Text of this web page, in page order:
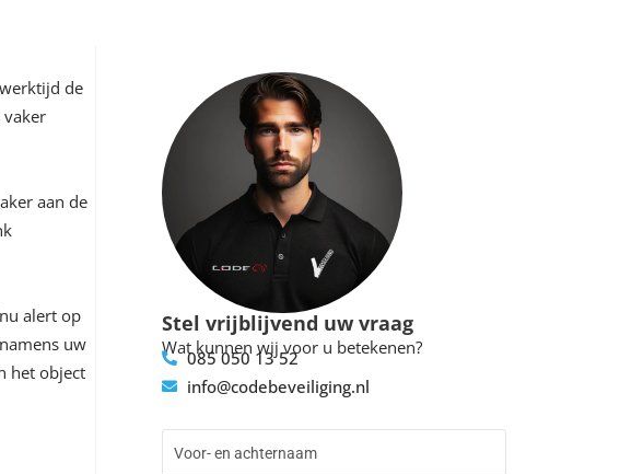
de
vaker
aan de
alert op
uw
het object
Stel vrijblijvend uw vraag
Wat kunnen wij voor u betekenen?
085 050 13 52
info@codebeveiliging.nl